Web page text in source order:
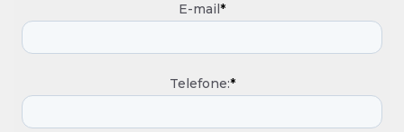
E-mail*
Telefone:*